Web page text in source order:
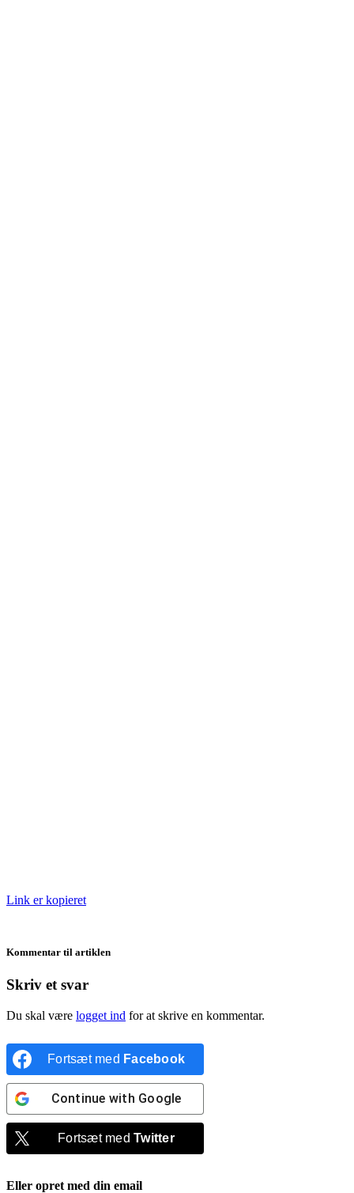
Link er kopieret
Kommentar til artiklen
Skriv et svar
Du skal være logget ind for at skrive en kommentar.
Fortsæt med Facebook
Continue with Google
Fortsæt medTwitter
Eller opret med din email